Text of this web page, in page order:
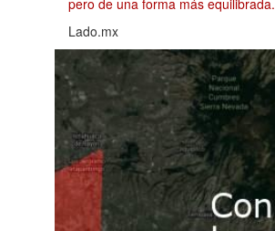
pero de una forma más equilibrada.
Lado.mx